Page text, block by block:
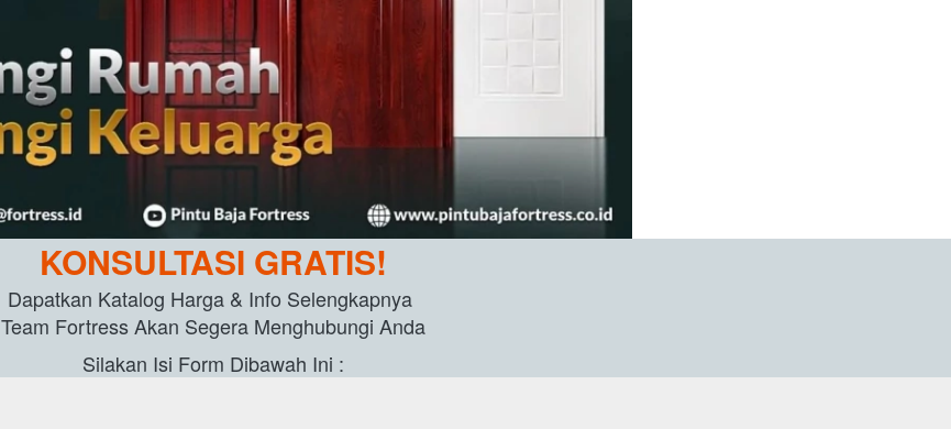
KONSULTASI GRATIS!
Dapatkan Katalog Harga & Info Selengkapnya
Team Fortress Akan Segera Menghubungi Anda
Silakan Isi Form Dibawah Ini :